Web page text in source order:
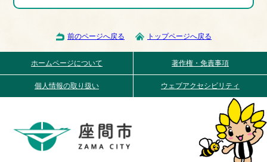
前のページへ戻る トップページへ戻る
ホームページについて 著作権・免責事項
個人情報の取り扱い ウェブアクセシビリティ